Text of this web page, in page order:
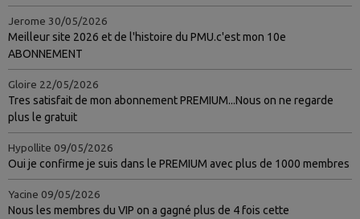
Jerome 30/05/2026
Meilleur site 2026 et de l'histoire du PMU.c'est mon 10e
ABONNEMENT
Gloire 22/05/2026
Tres satisfait de mon abonnement PREMIUM...Nous on ne regarde
plus le gratuit
Hypollite 09/05/2026
Oui je confirme je suis dans le PREMIUM avec plus de 1000 membres
Yacine 09/05/2026
Nous les membres du VIP on a gagné plus de 4 fois cette